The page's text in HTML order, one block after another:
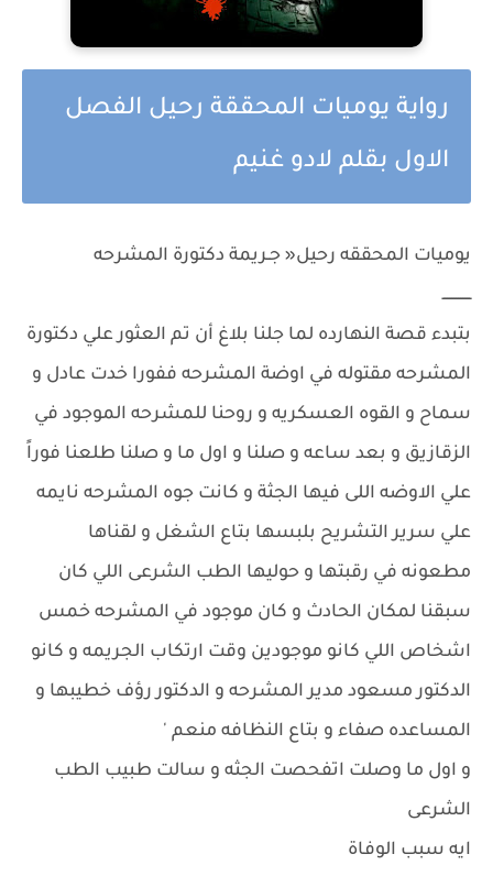
رواية يوميات المحققة رحيل الفصل
الاول بقلم لادو غنيم
يوميات المحققه رحيل« جـريمة دكتورة المشرحه
ـــــــــــــ
بتبدء قصة النهارده لما جلنا بلاغ أن تم العثور علي دكتورة
المشرحه مقتوله في اوضة المشرحه ففورا خدت عادل و
سماح و القوه العسكريه و روحنا للمشرحه الموجود في
الزقازيق و بعد ساعه و صلنا و اول ما و صلنا طلعنا فوراً
علي الاوضه اللى فيها الجثة و كانت جوه المشرحه نايمه
علي سرير التشريح بلبسها بتاع الشغل و لقناها
مطعونه في رقبتها و حوليها الطب الشرعى اللي كان
سبقنا لمكان الحادث و كان موجود في المشرحه خمس
اشخاص اللي كانو موجودين وقت ارتكاب الجريمه و كانو
الدكتور مسعود مدير المشرحه و الدكتور رؤف خطيبها و
المساعده صفاء و بتاع النظافه منعم '
و اول ما وصلت اتفحصت الجثه و سالت طبيب الطب
الشرعى
ايه سبب الوفاة